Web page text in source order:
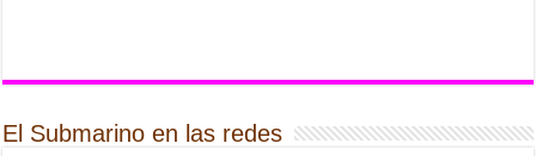
El Submarino en las redes